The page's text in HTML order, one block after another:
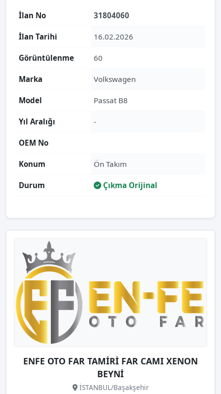
İlan No 31804060
İlan Tarihi 16.02.2026
Görüntülenme 60
Marka Volkswagen
Model Passat B8
Yıl Aralığı -
OEM No
Konum Ön Takım
Durum Çıkma Orijinal
ENFE OTO FAR TAMİRİ FAR CAMI XENON
BEYNİ
İSTANBUL/Başakşehir